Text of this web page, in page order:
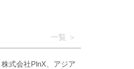
一覧
株式会社PlnX、アジア